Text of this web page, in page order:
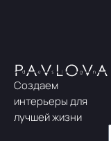
Создаем
интерьеры для
лучшей жизни